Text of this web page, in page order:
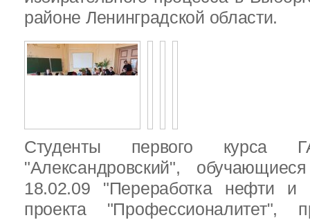
районе Ленинградской области.
Студенты первого
"Александровский",
18.02.09 "Переработка нефти и
проекта "Профессионалитет",